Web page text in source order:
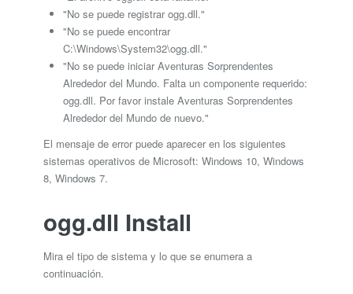
"No se puede registrar ogg.dll."
"No se puede encontrar
C:\Windows\System32\ogg.dll."
"No se puede iniciar Aventuras Sorprendentes
Alrededor del Mundo. Falta un componente requerido:
ogg.dll. Por favor instale Aventuras Sorprendentes
Alrededor del Mundo de nuevo."
El mensaje de error puede aparecer en los siguientes
sistemas operativos de Microsoft: Windows 10, Windows
8, Windows 7.
ogg.dll Install
Mira el tipo de sistema y lo que se enumera a
continuación.